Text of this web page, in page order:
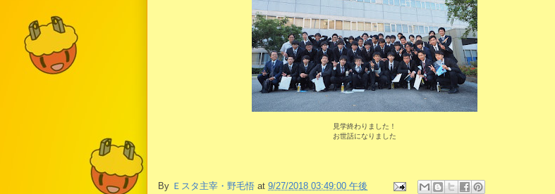
見学終わりました！
お世話になりました
By Ｅスタ主宰・野毛悟 at 9/27/2018 03:49:00 午後